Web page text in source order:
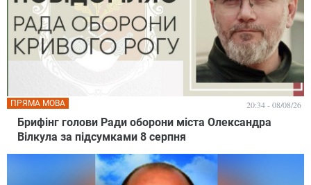
Брифінг голови Ради оборони міста Олександра
Вілкула за підсумками 8 серпня
ПРЯМА МОВА 20:34 - 08/08/26